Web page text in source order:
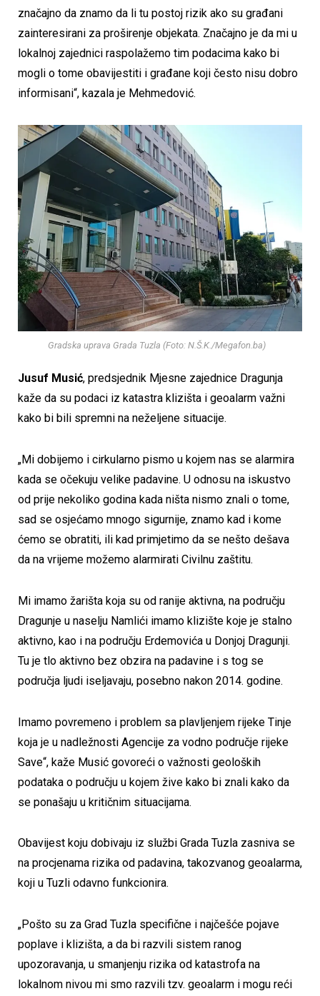
značajno da znamo da li tu postoj rizik ako su građani
zainteresirani za proširenje objekata. Značajno je da mi u
lokalnoj zajednici raspolažemo tim podacima kako bi
mogli o tome obavijestiti i građane koji često nisu dobro
informisani“, kazala je Mehmedović.
Gradska uprava Grada Tuzla (Foto: N.Š.K./Megafon.ba)
Jusuf Musić, predsjednik Mjesne zajednice Dragunja
kaže da su podaci iz katastra klizišta i geoalarm važni
kako bi bili spremni na neželjene situacije.
„Mi dobijemo i cirkularno pismo u kojem nas se alarmira
kada se očekuju velike padavine. U odnosu na iskustvo
od prije nekoliko godina kada ništa nismo znali o tome,
sad se osjećamo mnogo sigurnije, znamo kad i kome
ćemo se obratiti, ili kad primjetimo da se nešto dešava
da na vrijeme možemo alarmirati Civilnu zaštitu.
Mi imamo žarišta koja su od ranije aktivna, na području
Dragunje u naselju Namlići imamo klizište koje je stalno
aktivno, kao i na području Erdemovića u Donjoj Dragunji.
Tu je tlo aktivno bez obzira na padavine i s tog se
područja ljudi iseljavaju, posebno nakon 2014. godine.
Imamo povremeno i problem sa plavljenjem rijeke Tinje
koja je u nadležnosti Agencije za vodno područje rijeke
Save“, kaže Musić govoreći o važnosti geoloških
podataka o području u kojem žive kako bi znali kako da
se ponašaju u kritičnim situacijama.
Obavijest koju dobivaju iz službi Grada Tuzla zasniva se
na procjenama rizika od padavina, takozvanog geoalarma,
koji u Tuzli odavno funkcionira.
„Pošto su za Grad Tuzla specifične i najčešće pojave
poplave i klizišta, a da bi razvili sistem ranog
upozoravanja, u smanjenju rizika od katastrofa na
lokalnom nivou mi smo razvili tzv. geoalarm i mogu reći